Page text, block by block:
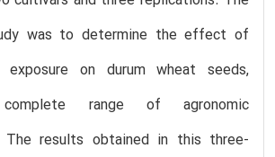
was to determine the effect of
on durum wheat seeds,
range of agronomic
The results obtained in this three-